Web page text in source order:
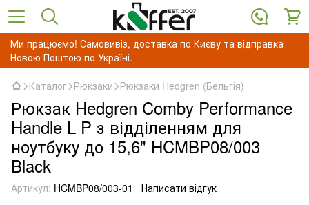
Ми працюємо! Самовивіз, доставка по Києву та відправка
Новою Поштою по Україні.
Каталог Рюкзаки Рюкзаки Hedgren (Бельгія)
Рюкзак Hedgren Comby Performance
Handle L P з відділенням для
ноутбуку до 15,6" HCMBP08/003
Black
Артикул: HCMBP08/003-01 Написати відгук